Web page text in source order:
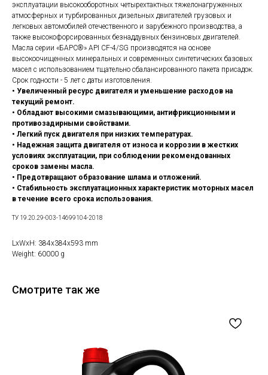
эксплуатации высокооборотных четырехтактных тяжелонагруженных
атмосферных и турбированных дизельных двигателей грузовых и
легковых автомобилей отечественного и зарубежного производства, а
также высокофорсированных безнаддувных бензиновых двигателей.
Масла серии «БАРС®» API CF-4/SG производятся на основе
высокоочищенных минеральных и современных синтетических базовых
масел с использованием тщательно сбалансированного пакета присадок.
Срок годности - 5 лет с даты изготовления.
• Увеличенный ресурс двигателя и уменьшение расходов на
текущий ремонт.
• Обладают высокими смазывающими, антифрикционными и
противозадирными свойствами.
• Легкий пуск двигателя при низких температурах.
• Надежная защита двигателя от износа и коррозии в жестких
условиях эксплуатации, при соблюдении рекомендованных
сроков замены масла.
• Предотвращают образование шлама и отложений.
• Стабильность эксплуатационных характеристик моторных масел
в течение всего срока использования.
ТУ 19.20.29-003-14699104-2018
LxWxH: 384x384x593 mm
Weight: 60000 g
Смотрите так же